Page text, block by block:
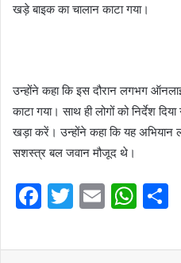
खड़े बाइक का चालान काटा गया।
उन्होंने कहा कि इस दौरान लगभग
काटा गया। साथ ही लोगों को निर्देश
खड़ा करें। उन्होंने कहा कि यह अभियान
सशस्त्र बल जवान मौजूद थे।
F
c
T
itt
E
ai
W
at